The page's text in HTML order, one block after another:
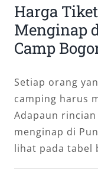
Harga
Menginap
Camp
Setiap orang
camping harus
Adapaun
menginap di
lihat pada tabel